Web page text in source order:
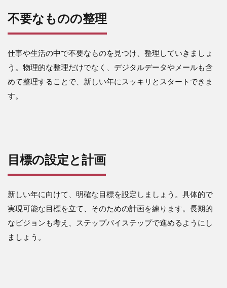
不要なものの整理
仕事や生活の中で不要なものを見つけ、整理していきましょ
う。物理的な整理だけでなく、デジタルデータやメールも含
めて整理することで、新しい年にスッキリとスタートできま
す。
目標の設定と計画
新しい年に向けて、明確な目標を設定しましょう。具体的で
実現可能な目標を立て、そのための計画を練ります。長期的
なビジョンも考え、ステップバイステップで進めるようにし
ましょう。